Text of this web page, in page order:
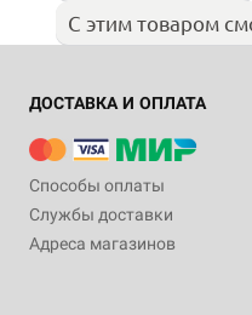
С этим товаром
ДОСТАВКА И ОПЛАТА
Способы оплаты
Службы доставки
Адреса магазинов